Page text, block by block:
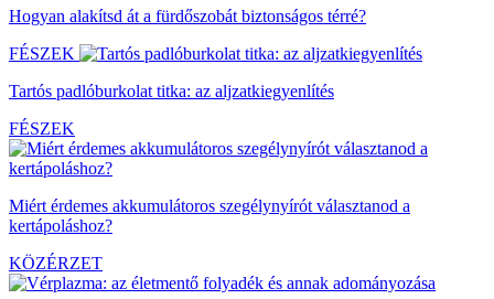
Hogyan alakítsd át a fürdőszobát biztonságos térré?
FÉSZEK
Tartós padlóburkolat titka: az aljzatkiegyenlítés
FÉSZEK
Miért érdemes akkumulátoros szegélynyírót választanod a
kertápoláshoz?
KÖZÉRZET